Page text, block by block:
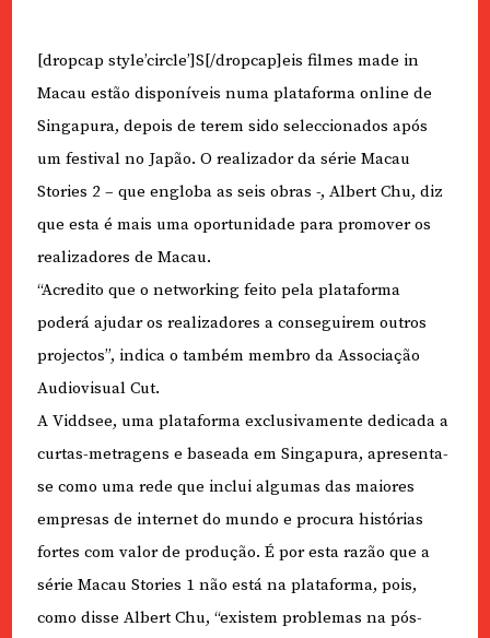
[dropcap style’circle’]S[/dropcap]eis filmes made in
Macau estão disponíveis numa plataforma online de
Singapura, depois de terem sido seleccionados após
um festival no Japão. O realizador da série Macau
Stories 2 – que engloba as seis obras -, Albert Chu, diz
que esta é mais uma oportunidade para promover os
realizadores de Macau.
“Acredito que o networking feito pela plataforma
poderá ajudar os realizadores a conseguirem outros
projectos”, indica o também membro da Associação
Audiovisual Cut.
A Viddsee, uma plataforma exclusivamente dedicada a
curtas-metragens e baseada em Singapura, apresenta-
se como uma rede que inclui algumas das maiores
empresas de internet do mundo e procura histórias
fortes com valor de produção. É por esta razão que a
série Macau Stories 1 não está na plataforma, pois,
como disse Albert Chu, “existem problemas na pós-